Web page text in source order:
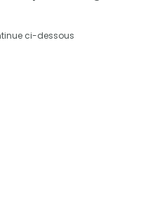
ci-dessous